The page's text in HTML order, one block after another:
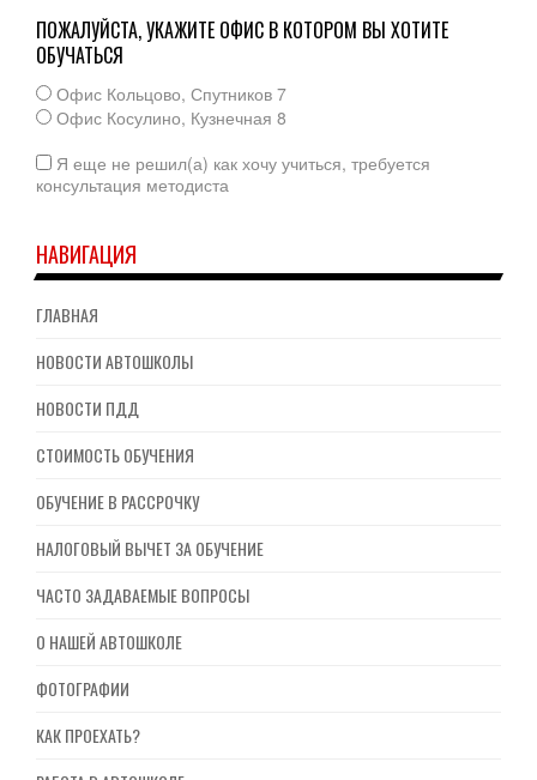
ПОЖАЛУЙСТА, УКАЖИТЕ ОФИС В КОТОРОМ ВЫ ХОТИТЕ
ОБУЧАТЬСЯ
Офис Кольцово, Спутников 7
Офис Косулино, Кузнечная 8
Я еще не решил(а) как хочу учиться, требуется
консультация методиста
НАВИГАЦИЯ
ГЛАВНАЯ
НОВОСТИ АВТОШКОЛЫ
НОВОСТИ ПДД
СТОИМОСТЬ ОБУЧЕНИЯ
ОБУЧЕНИЕ В РАССРОЧКУ
НАЛОГОВЫЙ ВЫЧЕТ ЗА ОБУЧЕНИЕ
ЧАСТО ЗАДАВАЕМЫЕ ВОПРОСЫ
О НАШЕЙ АВТОШКОЛЕ
ФОТОГРАФИИ
КАК ПРОЕХАТЬ?